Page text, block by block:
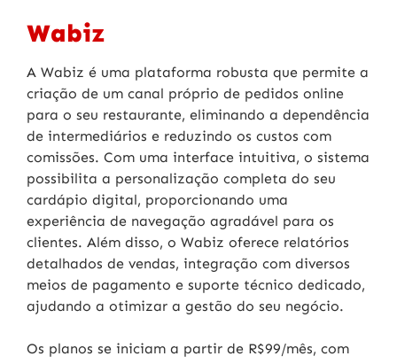
Wabiz
A Wabiz é uma plataforma robusta que permite a
criação de um canal próprio de pedidos online
para o seu restaurante, eliminando a dependência
de intermediários e reduzindo os custos com
comissões. Com uma interface intuitiva, o sistema
possibilita a personalização completa do seu
cardápio digital, proporcionando uma
experiência de navegação agradável para os
clientes. Além disso, o Wabiz oferece relatórios
detalhados de vendas, integração com diversos
meios de pagamento e suporte técnico dedicado,
ajudando a otimizar a gestão do seu negócio.
Os planos se iniciam a partir de R$99/mês, com